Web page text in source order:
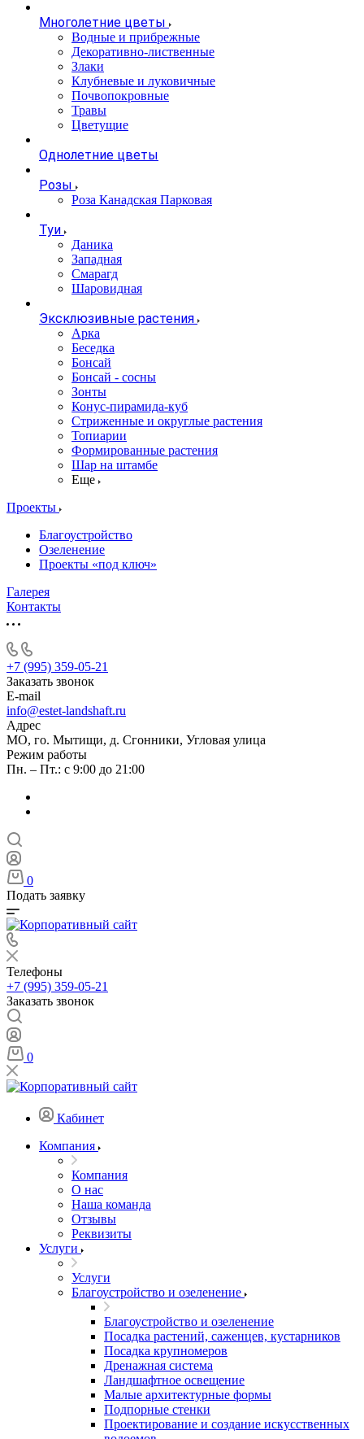
Многолетние цветы
Водные и прибрежные
Декоративно-лиственные
Злаки
Клубневые и луковичные
Почвопокровные
Травы
Цветущие
Однолетние цветы
Розы
Роза Канадская Парковая
Туи
Даника
Западная
Смарагд
Шаровидная
Эксклюзивные растения
Арка
Беседка
Бонсай
Бонсай - сосны
Зонты
Конус-пирамида-куб
Стриженные и округлые растения
Топиарии
Формированные растения
Шар на штамбе
Еще
Проекты
Благоустройство
Озеленение
Проекты «под ключ»
Галерея
Контакты
+7 (995) 359-05-21
Заказать звонок
E-mail
info@estet-landshaft.ru
Адрес
МО, го. Мытищи, д. Сгонники, Угловая улица
Режим работы
Пн. – Пт.: с 9:00 до 21:00
0
Подать заявку
Телефоны
+7 (995) 359-05-21
Заказать звонок
0
Кабинет
Компания
Компания
О нас
Наша команда
Отзывы
Реквизиты
Услуги
Услуги
Благоустройство и озеленение
Благоустройство и озеленение
Посадка растений, саженцев, кустарников
Посадка крупномеров
Дренажная система
Ландшафтное освещение
Малые архитектурные формы
Подпорные стенки
Проектирование и создание искусственных